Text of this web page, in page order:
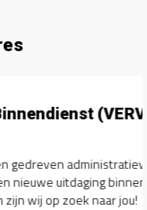
(VERVULD)
kracht
binnen de
naar jou!